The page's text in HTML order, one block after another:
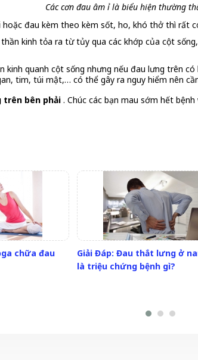
Các cơn đau âm ỉ là biểu hiện thường
đau kèm theo kèm sốt, ho, khó thở thì rất
kinh tỏa ra từ tủy qua các khớp của cột
quanh cột sống nhưng nếu đau lưng trên
tim, túi mật,… có thể gây ra nguy hiểm nên
trên bên phải . Chúc các bạn mau sớm hết
chữa đau
Giải Đáp: Đau thắt lưng ở
là triệu chứng bệnh gì?